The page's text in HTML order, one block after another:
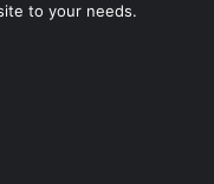
to your needs.